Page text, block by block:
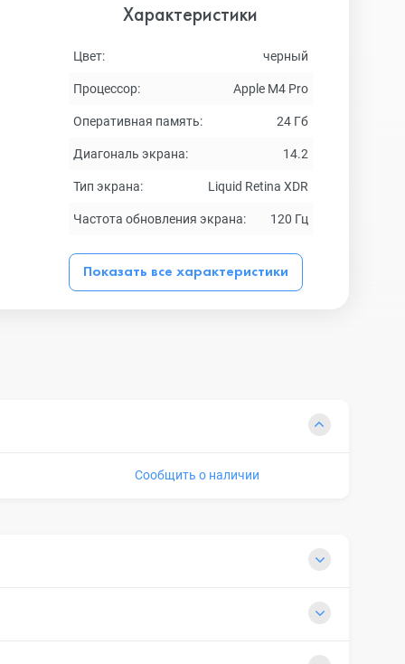
Характеристики
Цвет: черный
Процессор: Apple M4 Pro
Оперативная память: 24 Гб
Диагональ экрана: 14.2
Тип экрана: Liquid Retina XDR
Частота обновления экрана: 120 Гц
Показать все характеристики
Сообщить о наличии